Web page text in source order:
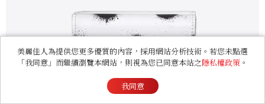
美麗佳人為提供您更多優質的內容，採用網站分析技術。若您未點選
「我同意」而繼續瀏覽本網站，則視為您已同意本站之隱私權政策 。
我同意